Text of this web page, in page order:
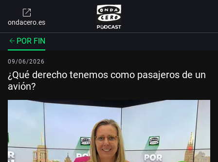
ondacero.es
POR FIN
09/06/2026
¿Qué derecho tenemos como pasajeros de un
avión?